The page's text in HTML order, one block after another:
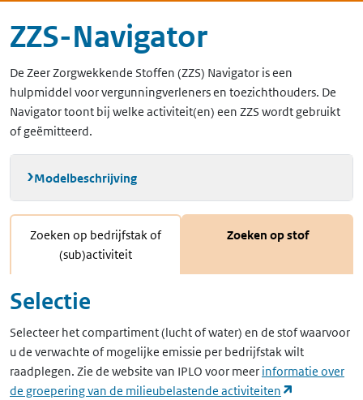
ZZS-Navigator
De Zeer Zorgwekkende Stoffen (ZZS) Navigator is een
hulpmiddel voor vergunningverleners en toezichthouders. De
Navigator toont bij welke activiteit(en) een ZZS wordt gebruikt
of geëmitteerd.
Modelbeschrijving
Zoeken op bedrijfstak of
(sub)activiteit
Zoeken op stof
Selectie
Selecteer het compartiment (lucht of water) en de stof waarvoor
u de verwachte of mogelijke emissie per bedrijfstak wilt
raadplegen. Zie de website van IPLO voor meer informatie over
de groepering van de milieubelastende activiteiten